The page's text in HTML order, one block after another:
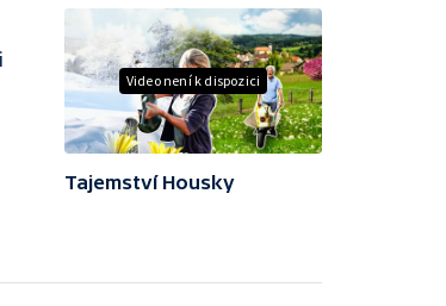
Video není k dispozici
Tajemství Housky